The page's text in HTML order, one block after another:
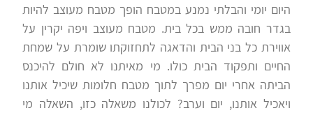
היום יומי והבלתי נמנע במטבח הופך מטבח מעוצב להיות
בגדר חובה ממש בכל בית. מטבח מעוצב ויפה יקרין על
אווירת כל בני הבית והדאגה לתחזוקתו שומרת על שמחת
החיים ותפקוד הבית כולו. מי מאיתנו לא חולם להיכנס
הביתה אחרי יום מפרך לתוך מטבח חלומות שיכיל אותנו
ויאכיל אותנו, יום וערב? לכולנו משאלה כזו, השאלה מי